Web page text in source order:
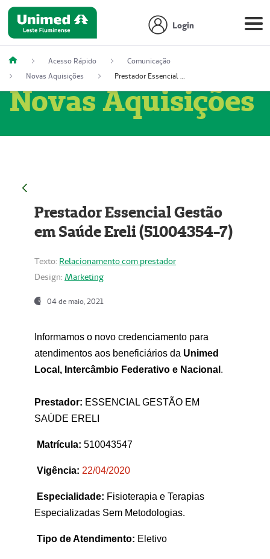
Login
Acesso Rápido
Comunicação
Novas Aquisições
Prestador Essencial Gestão em Saúde Ereli (51004354-7)
Novas Aquisições
Prestador Essencial Gestão
em Saúde Ereli (51004354-7)
Texto: Relacionamento com prestador
Design: Marketing
04 de maio, 2021
Informamos o novo credenciamento para
atendimentos aos beneficiários da Unimed
Local, Intercâmbio Federativo e Nacional .
Prestador: ESSENCIAL GESTÃO EM
SAÚDE ERELI
Matrícula: 510043547
Vigência: 22/04/2020
Especialidade: Fisioterapia e Terapias
Especializadas Sem Metodologias.
Tipo de Atendimento: Eletivo